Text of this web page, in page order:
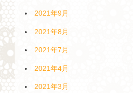
2021年9月
2021年8月
2021年7月
2021年4月
2021年3月